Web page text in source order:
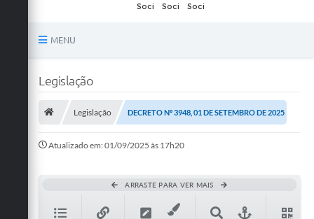
MENU
Mapa do Site
Legislação
Legislação DECRETO Nº 3948, 01 DE SETEMBRO DE 2025
Atualizado em: 01/09/2025 às 17h20
ARRASTE PARA VER MAIS